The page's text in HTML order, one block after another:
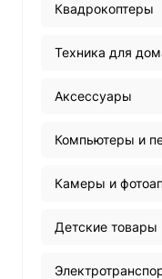
Квадрокоптеры
Техника для
Аксессуары
Компьютеры и
Камеры и
Детские товары